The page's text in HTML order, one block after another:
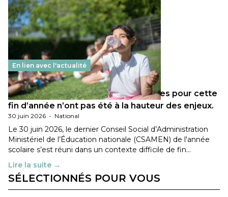
En lien avec l'actualité
Les décisions ministérielles attendues pour cette
fin d’année n’ont pas été à la hauteur des enjeux.
30 juin 2026 - National
Le 30 juin 2026, le dernier Conseil Social d’Administration
Ministériel de l’Éducation nationale (CSAMEN) de l'année
scolaire s’est réuni dans un contexte difficile de fin…
Lire la suite →
SÉLECTIONNÉS POUR VOUS